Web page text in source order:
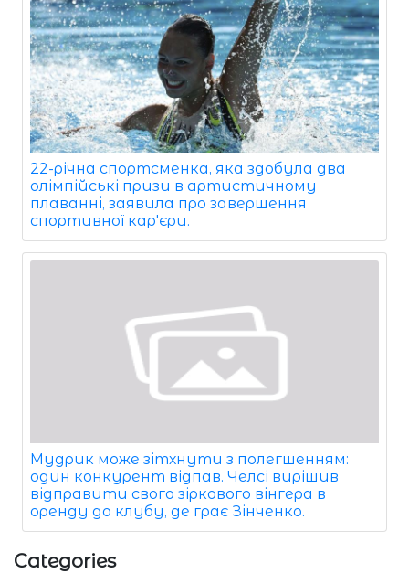
22-річна спортсменка, яка здобула два
олімпійські призи в артистичному
плаванні, заявила про завершення
спортивної кар'єри.
Мудрик може зітхнути з полегшенням:
один конкурент відпав. Челсі вирішив
відправити свого зіркового вінгера в
оренду до клубу, де грає Зінченко.
Categories